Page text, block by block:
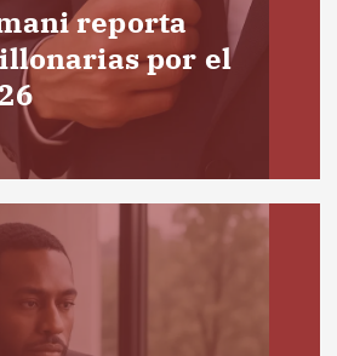
reporta
por el